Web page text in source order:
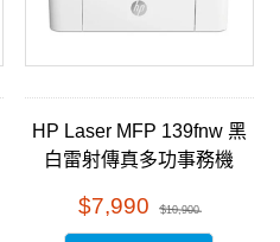
HP Laser MFP 139fnw 黑
白雷射傳真多功事務機
$7,990 $10,900